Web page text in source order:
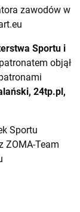
zawodów w
Sportu i
objął
24tp.pl,
Sportu
ZOMA-Team